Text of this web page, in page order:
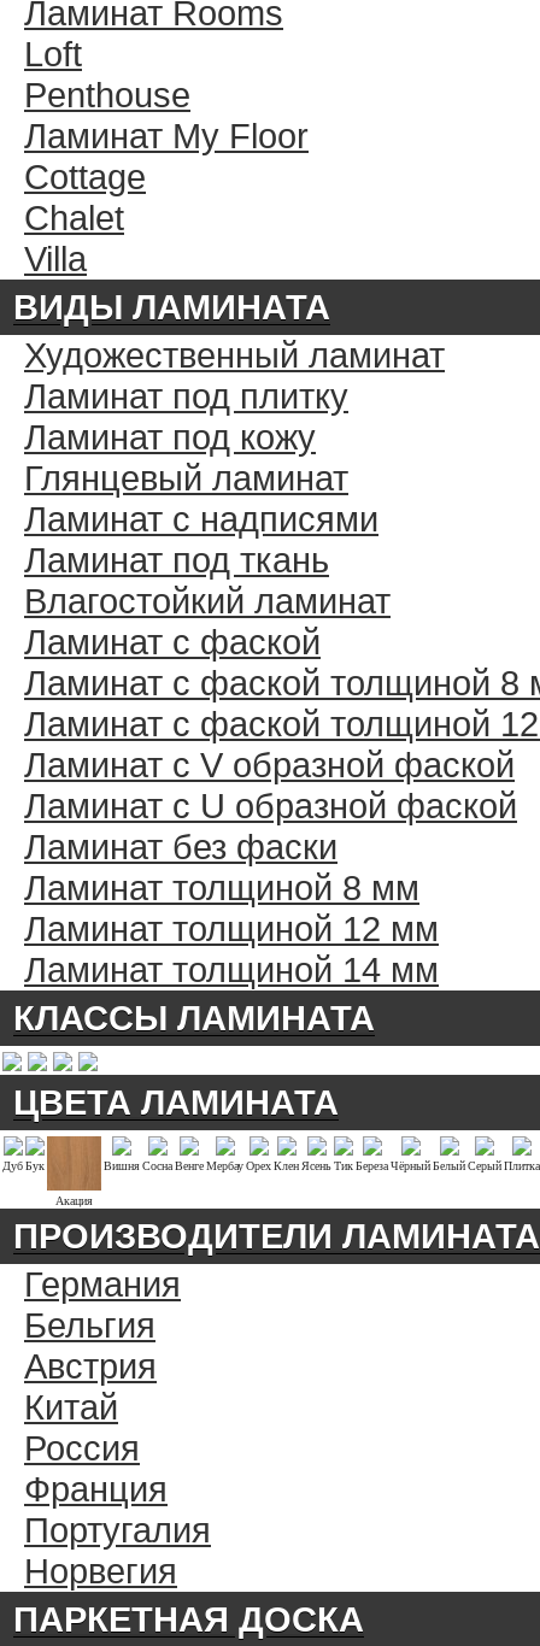
Ламинат Rooms
Loft
Penthouse
Ламинат My Floor
Cottage
Chalet
Villa
ВИДЫ ЛАМИНАТА
Художественный ламинат
Ламинат под плитку
Ламинат под кожу
Глянцевый ламинат
Ламинат с надписями
Ламинат под ткань
Влагостойкий ламинат
Ламинат с фаской
Ламинат с фаской толщиной 8
Ламинат с фаской толщиной
Ламинат с V образной фаской
Ламинат с U образной фаской
Ламинат без фаски
Ламинат толщиной 8 мм
Ламинат толщиной 12 мм
Ламинат толщиной 14 мм
КЛАССЫ ЛАМИНАТА
ЦВЕТА ЛАМИНАТА
ДубБук
Акация
ВишняСоснаВенгеМербауОрехКлен ЯсеньТикБерезаЧёрныйБелыйСерыйПлитка
ПРОИЗВОДИТЕЛИ ЛАМИНАТА
Германия
Бельгия
Австрия
Китай
Россия
Франция
Португалия
Норвегия
ПАРКЕТНАЯ ДОСКА